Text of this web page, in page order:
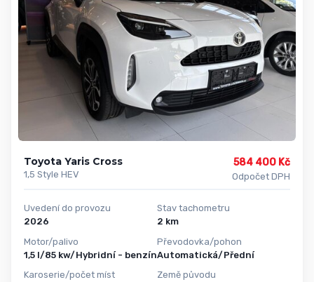
Toyota Yaris Cross
1,5 Style HEV
584 400 Kč
Odpočet DPH
Uvedení do provozu
2026
Motor/palivo
1,5 l/85 kw/Hybridní - benzín
Karoserie/počet míst
Stav tachometru
2 km
Převodovka/pohon
Automatická/Přední
Země původu